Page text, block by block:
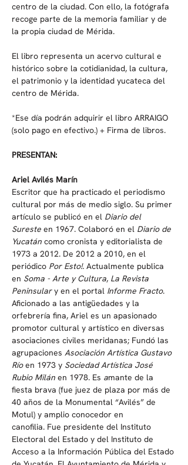
centro de la ciudad. Con ello, la fotógrafa
recoge parte de la memoria familiar y de
la propia ciudad de Mérida.
El libro representa un acervo cultural e
histórico sobre la cotidianidad, la cultura,
el patrimonio y la identidad yucateca del
centro de Mérida.
*Ese día podrán adquirir el libro ARRAIGO
(solo pago en efectivo.) + Firma de libros.
PRESENTAN:
Ariel Avilés Marín
Escritor que ha practicado el periodismo
cultural por más de medio siglo. Su primer
artículo se publicó en el Diario del
Sureste en 1967. Colaboró en el Diario de
Yucatán como cronista y editorialista de
1973 a 2012. De 2012 a 2010, en el
periódico Por Esto!. Actualmente publica
en Soma - Arte y Cultura, La Revista
Peninsular y en el portal Informe Fracto.
Aficionado a las antigüedades y la
orfebrería fina, Ariel es un apasionado
promotor cultural y artístico en diversas
asociaciones civiles meridanas; Fundó las
agrupaciones Asociación Artística Gustavo
Río en 1973 y Sociedad Artística José
Rubio Milán en 1978. Es amante de la
fiesta brava (fue juez de plaza por más de
40 años de la Monumental “Avilés” de
Motul) y amplio conocedor en
canofilia. Fue presidente del Instituto
Electoral del Estado y del Instituto de
Acceso a la Información Pública del Estado